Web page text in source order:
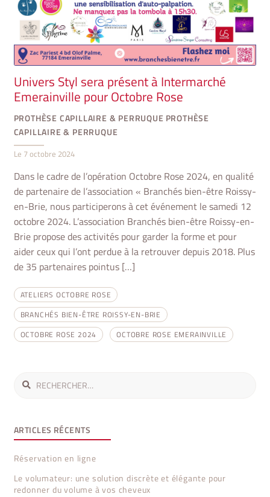
Univers Styl sera présent à Intermarché
Emerainville pour Octobre Rose
PROTHÈSE CAPILLAIRE & PERRUQUE PROTHÈSE
CAPILLAIRE & PERRUQUE
Le 7 octobre 2024
Dans le cadre de l’opération Octobre Rose 2024, en qualité
de partenaire de l’association « Branchés bien-être Roissy-
en-Brie, nous participerons à cet événement le samedi 12
octobre 2024. L’association Branchés bien-être Roissy-en-
Brie propose des activités pour garder la forme et pour
aider ceux qui l’ont perdue à la retrouver depuis 2018. Plus
de 35 partenaires pointus […]
ATELIERS OCTOBRE ROSE
BRANCHÉS BIEN-ÊTRE ROISSY-EN-BRIE
OCTOBRE ROSE 2024
OCTOBRE ROSE EMERAINVILLE
Rechercher :
ARTICLES RÉCENTS
Réservation en ligne
Le volumateur: une solution discrète et élégante pour
redonner du volume à vos cheveux